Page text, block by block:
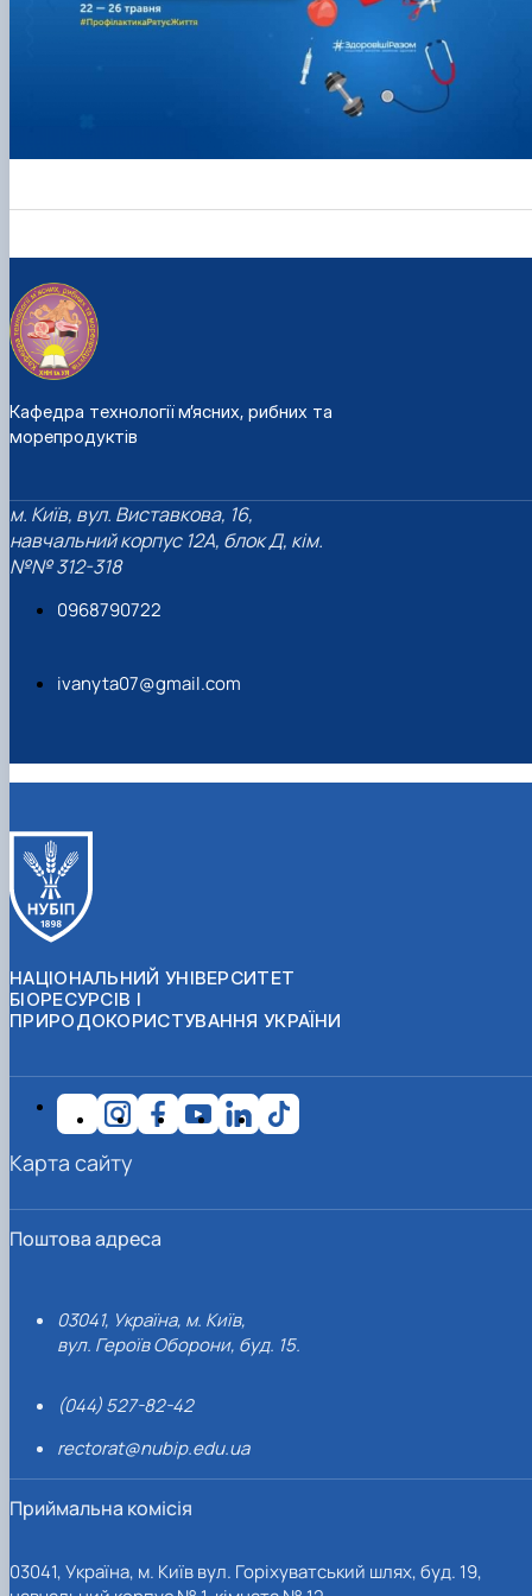
Кафедра технології м’ясних, рибних та
морепродуктів
м. Київ, вул. Виставкова, 16,
навчальний корпус 12А, блок Д, кім.
№№ 312-318
0968790722
ivanyta07@gmail.com
НАЦІОНАЛЬНИЙ УНІВЕРСИТЕТ
БІОРЕСУРСІВ І
ПРИРОДОКОРИСТУВАННЯ УКРАЇНИ
Поштова адреса
03041, Україна, м. Київ,
вул. Героїв Оборони, буд. 15.
(044) 527-82-42
rectorat@nubip.edu.ua
Приймальна комісія
03041, Україна, м. Київ вул. Горіхуватський шлях, буд. 19,
Карта сайту